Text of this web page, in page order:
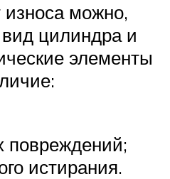
износа можно,
цилиндра и
элементы
повреждений;
истирания.